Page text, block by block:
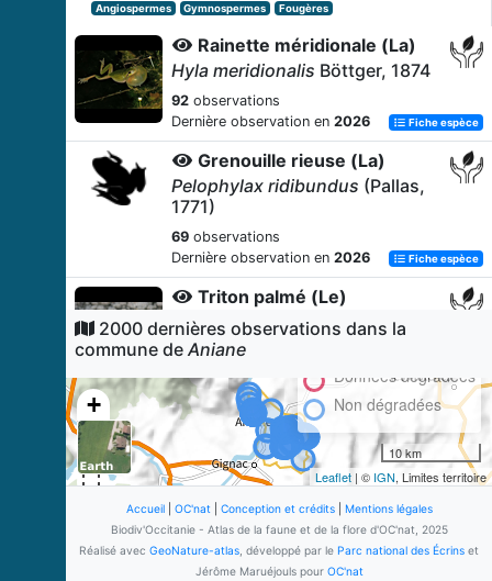
Angiospermes
Gymnospermes Fougères
Rainette méridionale (La)
Hyla meridionalis Böttger, 1874
92 observations
Dernière observation en 2026 Fiche espèce
Grenouille rieuse (La)
Pelophylax ridibundus (Pallas,
1771)
69 observations
Dernière observation en 2026 Fiche espèce
Triton palmé (Le)
Lissotriton helveticus
(Razoumowsky, 1789)
Dernière observation en
Fiche espèce
Lézard ocellé (Le)
Timon lepidus(Daudin, 1802)
62observations
Dernière observation en2022 Fiche espèce
Pipit farlouse
Anthus pratensis(Linnaeus,
2000 dernières observations dans la
commune deAniane
+
Données dégradées
Non dégradées
10 km
Leaflet | © IGN, Limites territoire
Accueil| OC'nat| Conception et crédits| Mentions légales
Biodiv'Occitanie - Atlas de la faune et de la flore d'OC'nat, 2025
Réalisé avec GeoNature-atlas , développé par le Parc national des Écrins et
Jérôme Maruéjouls pour OC'nat